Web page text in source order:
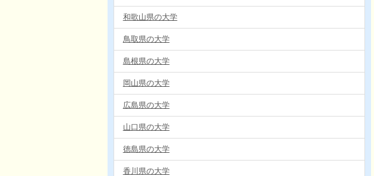
和歌山県の大学
鳥取県の大学
島根県の大学
岡山県の大学
広島県の大学
山口県の大学
徳島県の大学
香川県の大学